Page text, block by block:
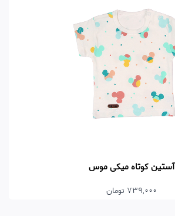
آستین کوتاه میکی موس
739,000 تومان